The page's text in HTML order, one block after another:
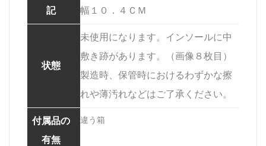
記
幅１０．４ＣＭ
状態
未使用になります。インソールに中
敷き跡があります。（画像８枚目）
製造時、保管時におけるわずかな擦
れや薄汚れなどはご了承ください。
付属品の
有無
違う箱